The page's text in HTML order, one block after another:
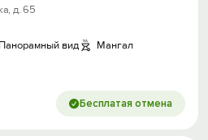
д. 65
Панорамный вид
Мангал
Бесплатая отмена